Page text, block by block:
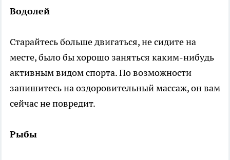
Водолей
Старайтесь больше двигаться, не сидите на
месте, было бы хорошо заняться каким-нибудь
активным видом спорта. По возможности
запишитесь на оздоровительный массаж, он вам
сейчас не повредит.
Рыбы